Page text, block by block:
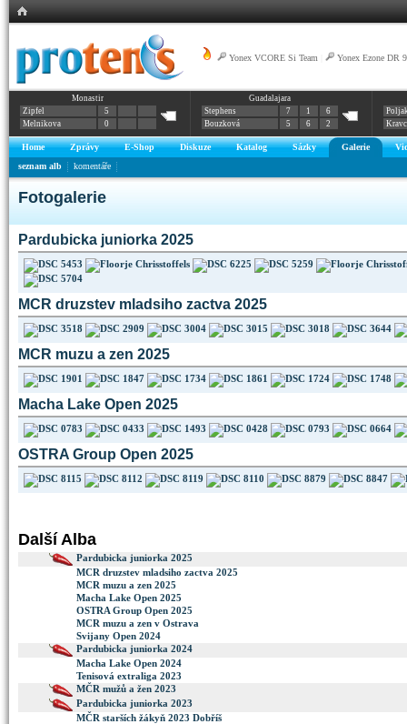
Yonex VCORE Si Team Yonex Ezone DR
Monastir
Zipfel
5
Melnikova
0
Guadalajara
Stephens
7 1
6
Bouzková
5 6 2
Home Zprávy E-Shop Diskuze Katalog Sázky Galerie
seznam alb
komentáře
Fotogalerie
Pardubicka juniorka 2025
MCR druzstev mladsiho zactva 2025
MCR muzu a zen 2025
Macha Lake Open 2025
OSTRA Group Open 2025
Další Alba
Pardubicka juniorka 2025
MCR druzstev mladsiho zactva 2025
MCR muzu a zen 2025
Macha Lake Open 2025
OSTRA Group Open 2025
MCR muzu a zen v Ostrava
Svijany Open 2024
Pardubicka juniorka 2024
Macha Lake Open 2024
Tenisová extraliga 2023
MČR mužů a žen 2023
Pardubicka juniorka 2023
MČR starších žákyň 2023 Dobříš